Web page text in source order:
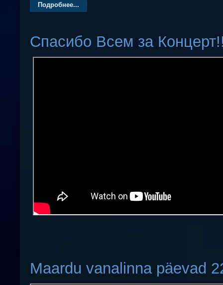
Подробнее...
Спасибо Всем за
Maardu vanalinna päevad